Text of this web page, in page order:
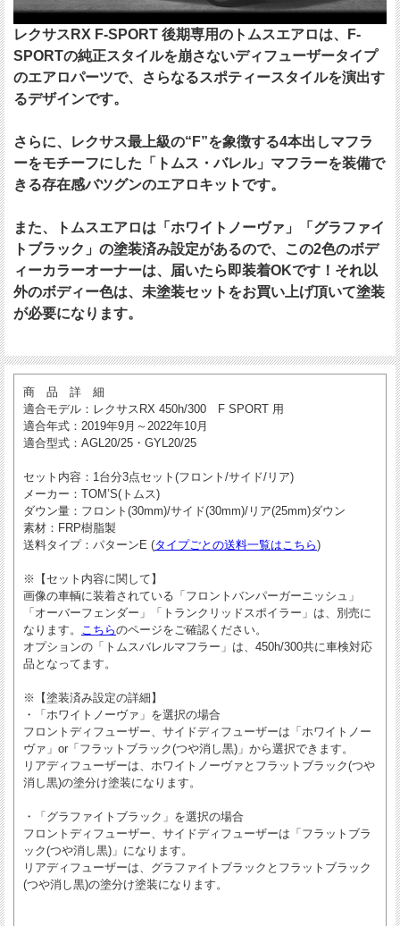
レクサスRX F-SPORT 後期専用のトムスエアロは、F-
SPORTの純正スタイルを崩さないディフューザータイプ
のエアロパーツで、さらなるスポティースタイルを演出す
るデザインです。
さらに、レクサス最上級の“F”を象徴する4本出しマフラ
ーをモチーフにした「トムス・バレル」マフラーを装備で
きる存在感バツグンのエアロキットです。
また、トムスエアロは「ホワイトノーヴァ」「グラファイ
トブラック」の塗装済み設定があるので、この2色のボデ
ィーカラーオーナーは、届いたら即装着OKです！それ以
外のボディー色は、未塗装セットをお買い上げ頂いて塗装
が必要になります。
商 品 詳 細
適合モデル ：レクサスRX 450h/300 F SPORT 用
適合年式 ：2019年9月～2022年10月
適合型式 ：AGL20/25・GYL20/25
セット内容 ：1台分3点セット(フロント/サイド/リア)
メーカー ：TOM’S(トムス)
ダウン量 ：フロント(30mm)/サイド(30mm)/リア(25mm)ダウン
素材 ：FRP樹脂製
送料タイプ：パターンE (タイプごとの送料一覧はこちら)
※【セット内容に関して】
画像の車輌に装着されている「フロントバンパーガーニッシュ」
「オーバーフェンダー」「トランクリッドスポイラー」は、別売に
なります。
こちらのページをご確認ください。
オプションの「トムスバレルマフラー」は、450h/300共に車検対応
品となってます。
※【塗装済み設定の詳細】
・「ホワイトノーヴァ」を選択の場合
フロントディフューザー、サイドディフューザーは「ホワイトノー
ヴァ」or「フラットブラック(つや消し黒)」から選択できます。
リアディフューザーは、ホワイトノーヴァとフラットブラック(つや
消し黒)の塗分け塗装になります。
・「グラファイトブラック」を選択の場合
フロントディフューザー、サイドディフューザーは「フラットブラ
ック(つや消し黒)」になります。
リアディフューザーは、グラファイトブラックとフラットブラック
(つや消し黒)の塗分け塗装になります。